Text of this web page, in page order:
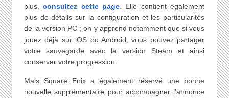
plus,consultez cette page . Elle contient également
plus de détails sur la configuration et les particularités
de la version PC ; on y apprend notamment que si vous
jouez déjà sur iOS ou Android, vous pouvez partager
votre sauvegarde avec la version Steam et ainsi
conserver votre progression.
Mais Square Enix a également réservé une bonne
nouvelle supplémentaire pour accompagner l’annonce